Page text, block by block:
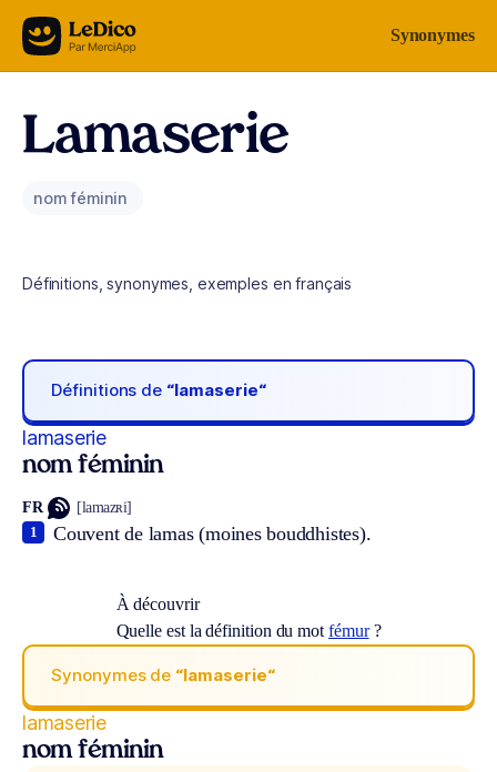
Aller au contenu Synonymes
Lamaserie
nom féminin
Définitions, synonymes, exemples en français
Définitions de “lamaserie“
lamaserie
nom féminin
FR [lamazʀi]
Couvent de lamas (moines bouddhistes).
1
À découvrir
Quelle est la définition du mot fémur?
Synonymes de “lamaserie“
lamaserie
nom féminin